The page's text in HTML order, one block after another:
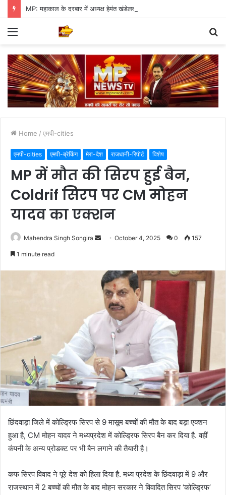
Menu
Home / एमपी-cities
एमपी-cities एमपी-ब्रेकिंग मेरा-देश राजधानी-रिपोर्ट विशेष
MP में मौत की सिरप हुई बैन,
Coldrif सिरप पर CM मोहन
यादव का एक्शन
Mahendra Singh Songira
SendOctober 4, 2025 0 157
1 minute read
छिंदवाड़ा जिले में कोल्ड्रिफ सिरप से 9 मासूम बच्चों की मौत के बाद बड़ा एक्शन
हुआ है, CM मोहन यादव ने मध्यप्रदेश में कोल्ड्रिफ सिरप बैन कर दिया है. वहीं
कंपनी के अन्य प्रोडक्ट पर भी बैन लगाने की तैयारी है।
कफ सिरप विवाद ने पूरे देश को हिला दिया है. मध्य प्रदेश के छिंदवाड़ा में 9 और
राजस्थान में 2 बच्चों की मौत के बाद मोहन सरकार ने विवादित सिरप ‘कोल्ड्रिफ’